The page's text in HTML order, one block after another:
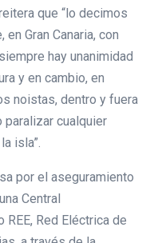
que “lo decimos
Gran Canaria, con
hay unanimidad
y en cambio, en
noistas, dentro y fuera
cualquier
isla”.
por el aseguramiento
Central
Red Eléctrica de